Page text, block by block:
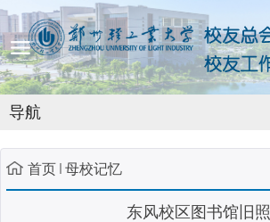
导航
首页 母校记忆
东风校区图书馆旧照